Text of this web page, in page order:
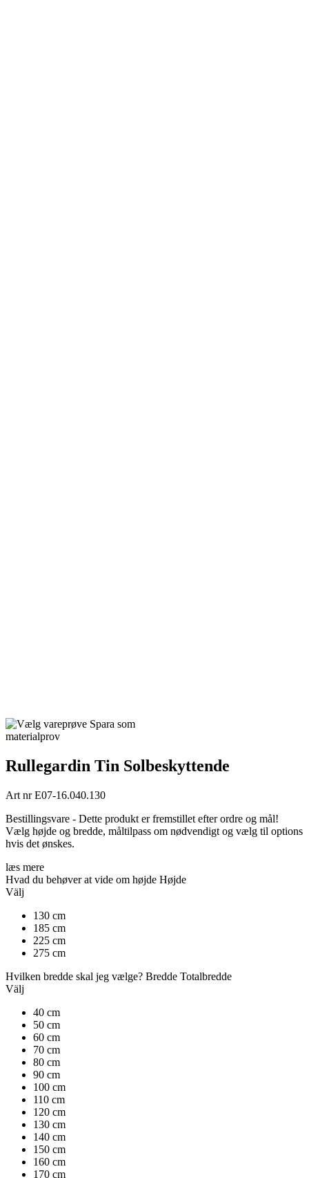
Spara som
materialprov
Rullegardin Tin Solbeskyttende
Art nrE07-16.040.130
Bestillingsvare - Dette produkt er fremstillet efter ordre og mål!
Vælg højde og bredde, måltilpass om nødvendigt og vælg til options
hvis det ønskes.
læs mere
Hvad du behøver at vide om højde Højde
Välj
130 cm
185 cm
225 cm
275 cm
Hvilken bredde skal jeg vælge? Bredde Totalbredde
Välj
40 cm
50 cm
60 cm
70 cm
80 cm
90 cm
100 cm
110 cm
120 cm
130 cm
140 cm
150 cm
160 cm
170 cm